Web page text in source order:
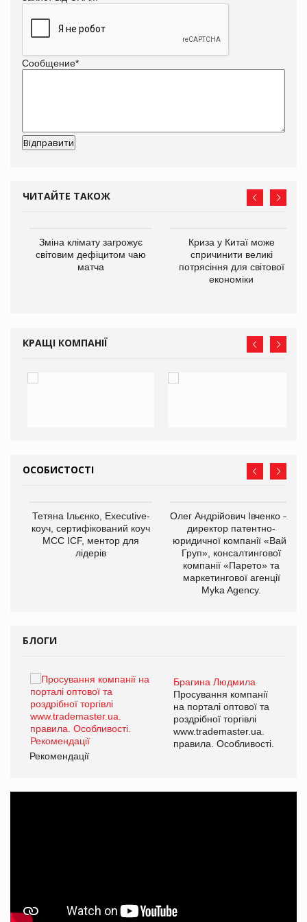
Сообщение*
ЧИТАЙТЕ ТАКОЖ
Зміна клімату загрожує
світовим дефіцитом чаю
матча
Криза у Китаї може
спричинити великі
потрясіння для світової
економіки
КРАЩІ КОМПАНІЇ
ОСОБИСТОСТІ
Тетяна Ільєнко, Executive-
коуч, сертифікований коуч
МСС ICF, ментор для
лідерів
Олег Андрійович Івченко —
директор патентно-
юридичної компанії «Вайз
Груп», консалтингової
компанії «Парето» та
маркетингової агенції
Myka Agency.
БЛОГИ
Брагина Людмила
Просування компанії
на порталі оптової та
роздрібної торгівлі
www.trademaster.ua.
правила. Особливості.
Рекомендації